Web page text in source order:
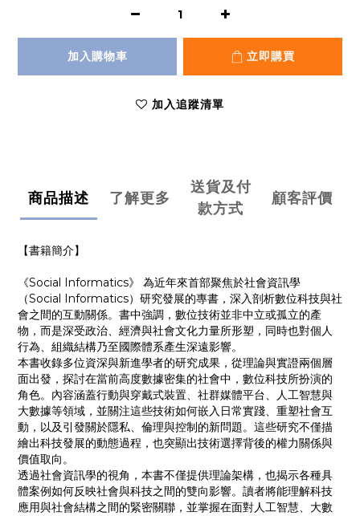
加入購物車 立即購買
加入追蹤清單
商品描述 了解更多
送貨及付
款方式
顧客評價
【書籍簡介】
《Social Informatics》
為近年來首部聚焦於社會資訊學
（Social Informatics）研究發展的專書，深入剖析數位科技與社
會之間的互動關係。書中強調，數位技術並非中立或孤立的產
物，而是深受政治、經濟與社會文化力量所形塑，同時也對個人
行為、組織結構乃至國際體系產生深遠影響。
本書收錄多位資深與新進學者的研究成果，從理論與實證兩個層
面出發，探討在當前高度數據密集的社會中，數位科技所扮演的
角色。內容涵蓋行動與穿戴式裝置、社群媒體平台、人工智慧與
大數據等領域，並關注這些技術如何嵌入日常實踐、重塑社會互
動，以及引發關於隱私、倫理與控制的新問題。這些研究不僅描
繪出科技發展的動態過程，也突顯出技術選擇背後的權力關係與
價值取向。
透過社會資訊學的視角，本書不僅提供理論架構，也揭示各種具
體案例如何反映社會與科技之間的雙向影響。讀者將能理解科技
應用與社會結構之間的緊密關聯，並掌握在面對人工智慧、大數